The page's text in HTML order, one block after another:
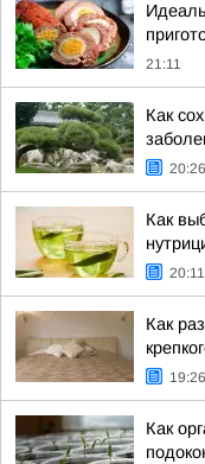
21:11
Как
20:26
Как
20:11
Как
19:26
Как